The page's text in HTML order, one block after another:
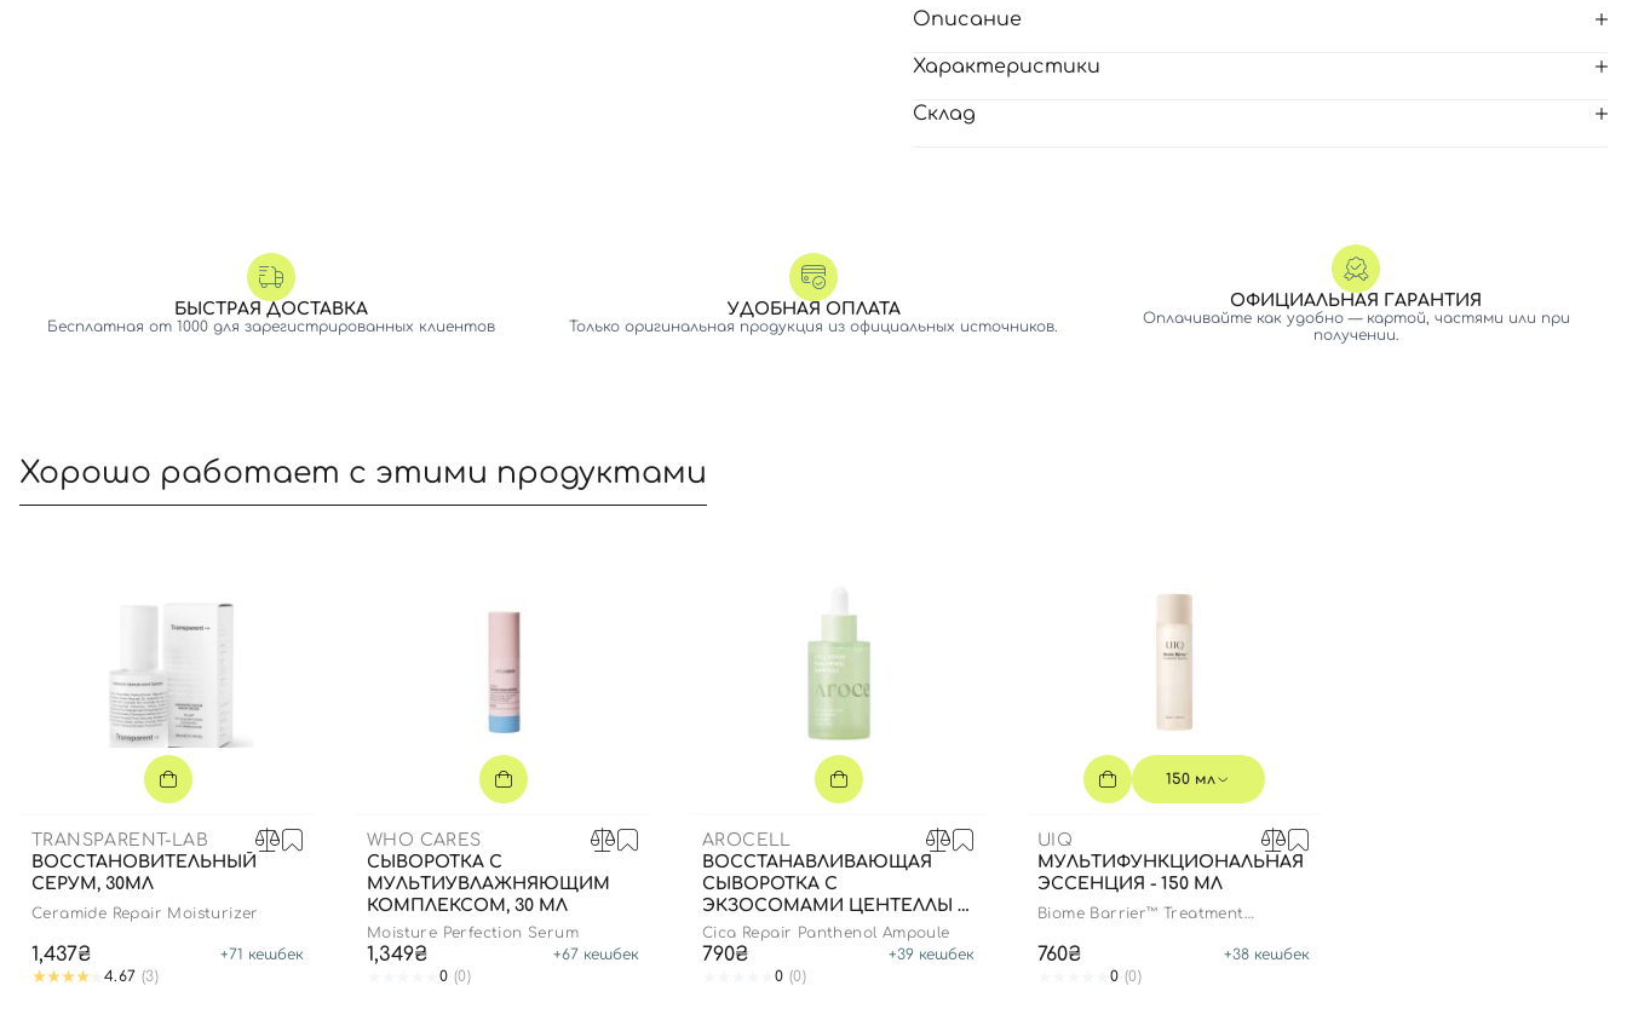
Описание
Характеристики
Склад
БЫСТРАЯ ДОСТАВКА
Бесплатная от 1000 для зарегистрированных клиентов
УДОБНАЯ ОПЛАТА
Только оригинальная продукция из официальных источников.
ОФИЦИАЛЬНАЯ ГАРАНТИЯ
Оплачивайте как удобно — картой, частями или при
получении.
Хорошо работает с этими продуктами
TRANSPARENT-LAB
ВОССТАНОВИТЕЛЬНЫЙ
СЕРУМ, 30МЛ
Ceramide Repair Moisturizer
1,437₴ +71 кешбек
4.67 (3)
WHO CARES
СЫВОРОТКА С
МУЛЬТИУВЛАЖНЯЮЩИМ
КОМПЛЕКСОМ, 30 МЛ
Moisture Perfection Serum
1,349₴ +67 кешбек
0 (0)
AROCELL
ВОССТАНАВЛИВАЮЩАЯ
СЫВОРОТКА С
ЭКЗОСОМАМИ ЦЕНТЕЛЛЫ И
ПАНТЕНОЛОМ, 40 МЛ
Cica Repair Panthenol Ampoule
790₴ +39 кешбек
0 (0)
150 мл
UIQ
МУЛЬТИФУНКЦИОНАЛЬНАЯ
ЭССЕНЦИЯ - 150 МЛ
Biome Barrier™ Treatment
760₴ +38 кешбек
0 (0)
Далее
Войти с помощью e-mail